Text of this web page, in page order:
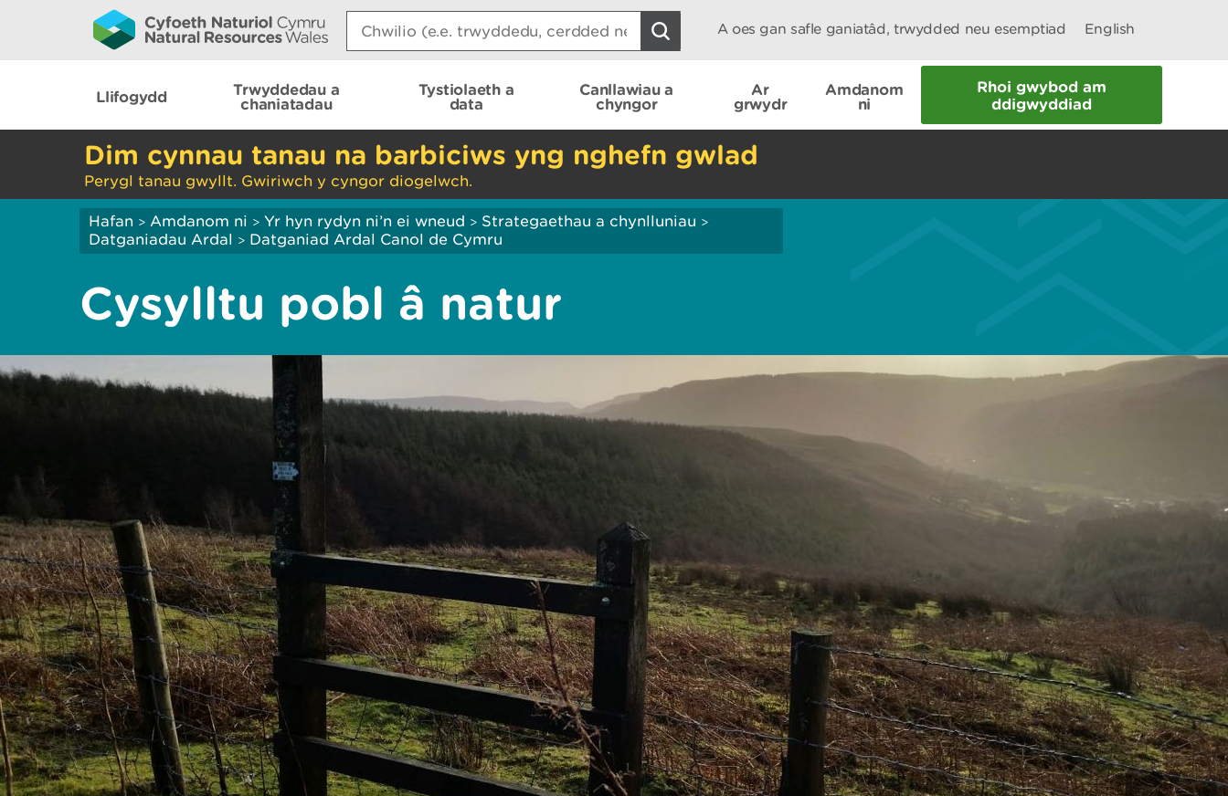
Search:
A oes gan safle ganiatâd, trwydded neu esemptiad English
Llifogydd
Trwyddedau a
chaniatadau
Tystiolaeth a
data
Canllawiau a
chyngor
Ar
grwydr
Amdanom
ni
Rhoi gwybod am
ddigwyddiad
Dim cynnau tanau na barbiciws yng nghefn gwlad
Perygl tanau gwyllt. Gwiriwch y cyngor diogelwch.
Hafan > Amdanom ni > Yr hyn rydyn ni’n ei wneud > Strategaethau a chynlluniau >
Datganiadau Ardal > Datganiad Ardal Canol de Cymru
Cysylltu pobl â natur